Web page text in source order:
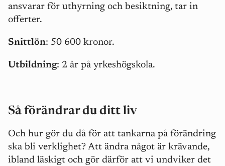
ansvarar för uthyrning och besiktning, tar in
offerter.
Snittlön: 50 600 kronor.
Utbildning: 2 år på yrkeshögskola.
Så förändrar du ditt liv
Och hur gör du då för att tankarna på förändring
ska bli verklighet? Att ändra något är krävande,
ibland läskigt och gör därför att vi undviker det